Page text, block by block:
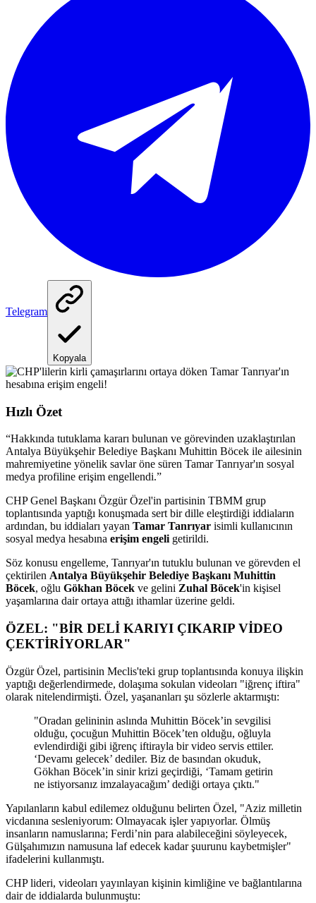
Telegram
Kopyala
Hızlı Özet
“Hakkında tutuklama kararı bulunan ve görevinden uzaklaştırılan
Antalya Büyükşehir Belediye Başkanı Muhittin Böcek ile ailesinin
mahremiyetine yönelik savlar öne süren Tamar Tanrıyar'ın sosyal
medya profiline erişim engellendi.”
CHP Genel Başkanı Özgür Özel'in partisinin TBMM grup
toplantısında yaptığı konuşmada sert bir dille eleştirdiği iddiaların
ardından, bu iddiaları yayan Tamar Tanrıyar isimli kullanıcının
sosyal medya hesabına erişim engeli getirildi.
Söz konusu engelleme, Tanrıyar'ın tutuklu bulunan ve görevden el
çektirilen Antalya Büyükşehir Belediye Başkanı Muhittin
Böcek, oğlu Gökhan Böcek ve gelini Zuhal Böcek'in kişisel
yaşamlarına dair ortaya attığı ithamlar üzerine geldi.
ÖZEL: "BİR DELİ KARIYI ÇIKARIP VİDEO
ÇEKTİRİYORLAR"
Özgür Özel, partisinin Meclis'teki grup toplantısında konuya ilişkin
yaptığı değerlendirmede, dolaşıma sokulan videoları "iğrenç iftira"
olarak nitelendirmişti. Özel, yaşananları şu sözlerle aktarmıştı:
"Oradan gelininin aslında Muhittin Böcek’in sevgilisi
olduğu, çocuğun Muhittin Böcek’ten olduğu, oğluyla
evlendirdiği gibi iğrenç iftirayla bir video servis ettiler.
‘Devamı gelecek’ dediler. Biz de basından okuduk,
Gökhan Böcek’in sinir krizi geçirdiği, ‘Tamam getirin
ne istiyorsanız imzalayacağım’ dediği ortaya çıktı."
Yapılanların kabul edilemez olduğunu belirten Özel, "Aziz milletin
vicdanına sesleniyorum: Olmayacak işler yapıyorlar. Ölmüş
insanların namuslarına; Ferdi’nin para alabileceğini söyleyecek,
Gülşahımızın namusuna laf edecek kadar şuurunu kaybetmişler"
ifadelerini kullanmıştı.
CHP lideri, videoları yayınlayan kişinin kimliğine ve bağlantılarına
dair de iddialarda bulunmuştu: